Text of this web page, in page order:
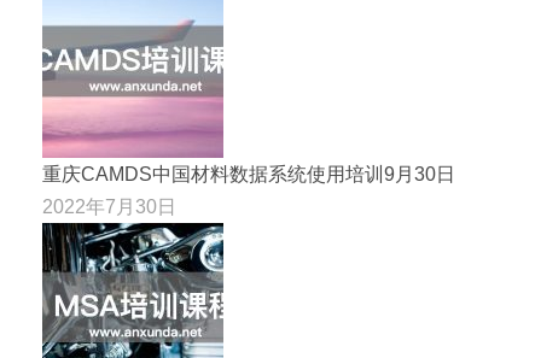
重庆CAMDS中国材料数据系统使用培训9月30日
2022年7月30日